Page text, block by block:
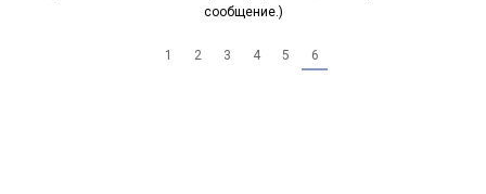
сообщение.)
1 2 3 4 5 6